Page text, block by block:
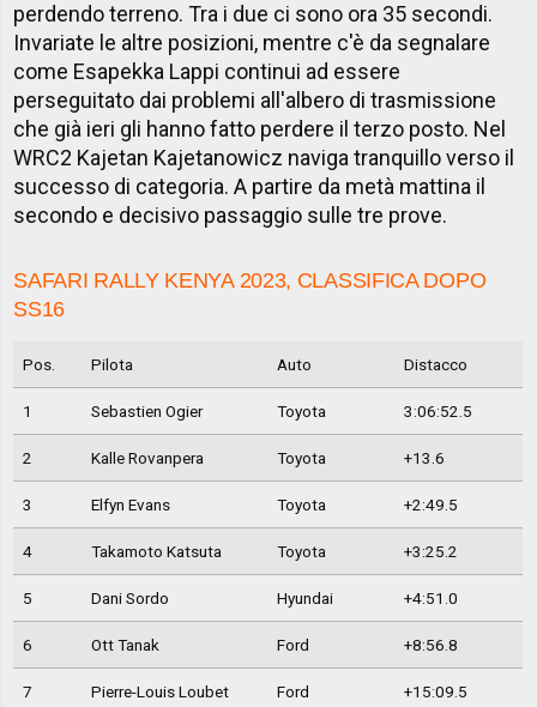
perdendo terreno. Tra i due ci sono ora 35 secondi.
Invariate le altre posizioni, mentre c'è da segnalare
come Esapekka Lappi continui ad essere
perseguitato dai problemi all'albero di trasmissione
che già ieri gli hanno fatto perdere il terzo posto. Nel
WRC2 Kajetan Kajetanowicz naviga tranquillo verso il
successo di categoria. A partire da metà mattina il
secondo e decisivo passaggio sulle tre prove.
SAFARI RALLY KENYA 2023, CLASSIFICA DOPO
SS16
Pos. Pilota Auto Distacco
1 Sebastien Ogier Toyota 3:06:52.5
2 Kalle Rovanpera Toyota +13.6
3 Elfyn Evans Toyota +2:49.5
4 Takamoto Katsuta Toyota +3:25.2
5 Dani Sordo Hyundai +4:51.0
6 Ott Tanak Ford +8:56.8
7 Pierre-Louis Loubet Ford +15:09.5